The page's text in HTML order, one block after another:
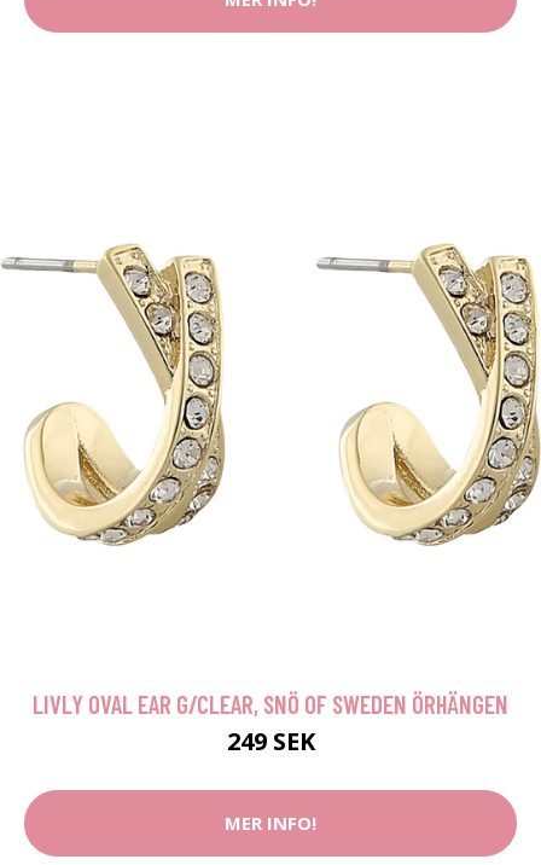
LIVLY OVAL EAR G/CLEAR, SNÖ OF SWEDEN ÖRHÄNGEN
249 SEK
MER INFO!